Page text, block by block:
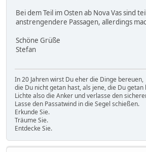
Bei dem Teil im Osten ab Nova Vas sind
anstrengendere Passagen, allerdings
Schöne Grüße
Stefan
In 20 Jahren wirst Du eher die Dinge bereuen,
die Du nicht getan hast, als jene, die Du getan
Lichte also die Anker und verlasse den
Lasse den Passatwind in die Segel schießen.
Erkunde Sie.
Träume Sie.
Entdecke Sie.